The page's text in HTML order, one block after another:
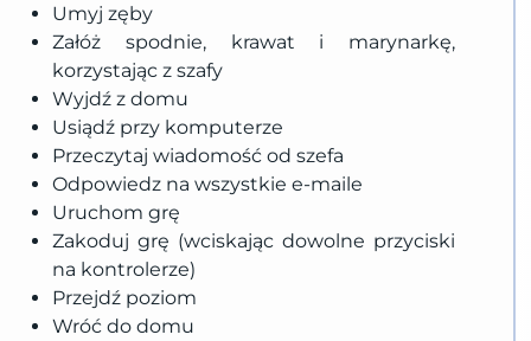
Umyj zęby
Załóż spodnie, krawat i marynarkę,
korzystając z szafy
Wyjdź z domu
Usiądź przy komputerze
Przeczytaj wiadomość od szefa
Odpowiedz na wszystkie e-maile
Uruchom grę
Zakoduj grę (wciskając dowolne przyciski
na kontrolerze)
Przejdź poziom
Wróć do domu